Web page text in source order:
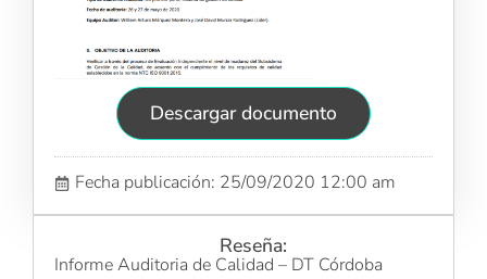
Descargar documento
Fecha publicación: 25/09/2020 12:00 am
Reseña:
Informe Auditoria de Calidad – DT Córdoba